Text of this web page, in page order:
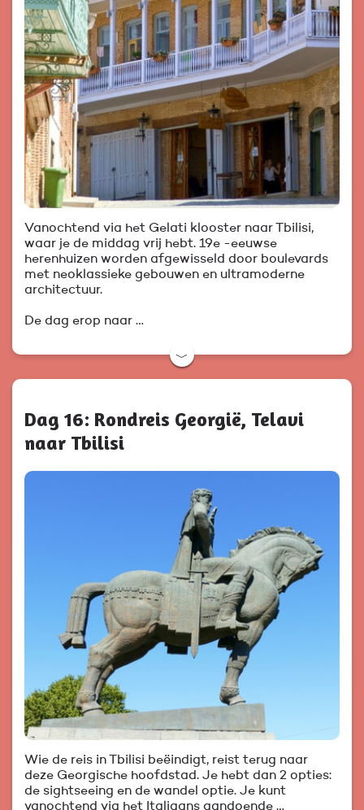
Vanochtend via het Gelati klooster naar Tbilisi,
waar je de middag vrij hebt. 19e -eeuwse
herenhuizen worden afgewisseld door boulevards
met neoklassieke gebouwen en ultramoderne
architectuur.
De dag erop naar …
﹀
Dag 16: Rondreis Georgië, Telavi
naar Tbilisi
Wie de reis in Tbilisi beëindigt, reist terug naar
deze Georgische hoofdstad. Je hebt dan 2 opties:
de sightseeing en de wandel optie. Je kunt
vanochtend via het Italiaans aandoende …